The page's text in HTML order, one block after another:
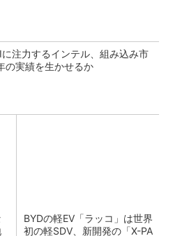
注力するインテル、組み込み市
の実績を生かせるか
BYDの軽EV「ラッコ」は世界
初の軽SDV、新開発の「X-PA